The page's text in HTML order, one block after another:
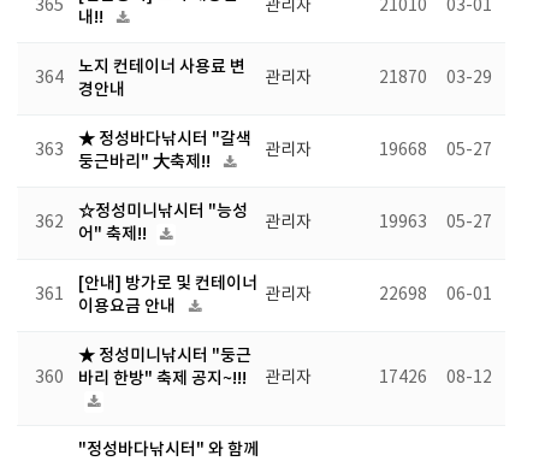
365
내!!
관리자 21010 03-01
364
노지 컨테이너 사용료 변
경안내
관리자 21870 03-29
363
★ 정성바다낚시터 "갈색
둥근바리" 大축제!!
관리자 19668 05-27
362
☆정성미니낚시터 "능성
어" 축제!!
관리자 19963 05-27
361
[안내] 방가로 및 컨테이너
이용요금 안내
관리자 22698 06-01
360
★ 정성미니낚시터 "둥근
바리 한방" 축제 공지~!!!
관리자 17426 08-12
"정성바다낚시터" 와 함께